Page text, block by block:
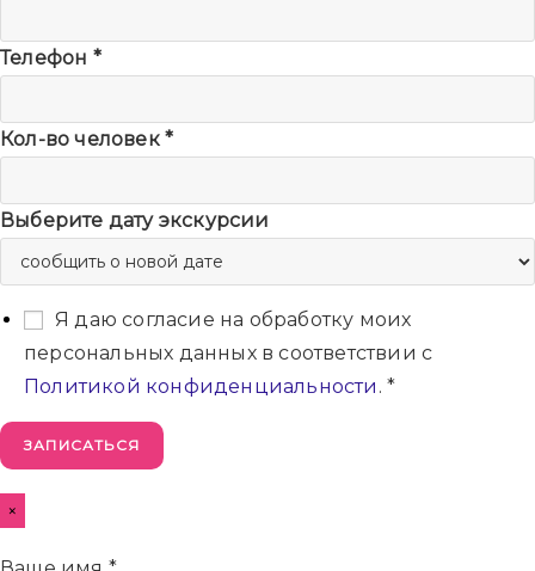
Телефон *
Кол-во человек *
Выберите дату экскурсии
Я даю согласие на обработку моих
персональных данных в соответствии с
Политикой конфиденциальности .*
ЗАПИСАТЬСЯ
×